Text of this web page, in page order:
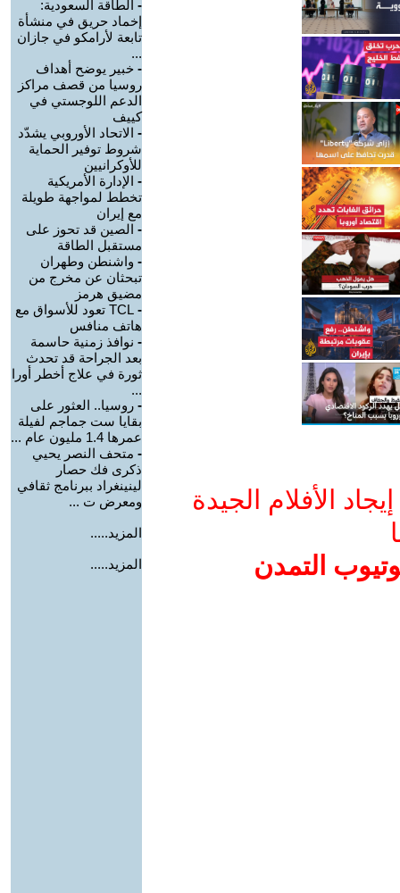
الأفلام الجيدة
التمدن
- الطاقة السعودية:
إخماد حريق في منشأة
تابعة لأرامكو في جازان
...
- خبير يوضح أهداف
روسيا من قصف مراكز
الدعم اللوجستي في
كييف
- الاتحاد الأوروبي يشدّد
شروط توفير الحماية
للأوكرانيين
- الإدارة الأمريكية
تخطط لمواجهة طويلة
مع إيران
- الصين قد تحوز على
مستقبل الطاقة
- واشنطن وطهران
تبحثان عن مخرج من
مضيق هرمز
-
TCL تعود للأسواق مع
هاتف منافس
- نوافذ زمنية حاسمة
بعد الجراحة قد تحدث
ثورة في علاج أخطر أورا
...
- روسيا.. العثور على
بقايا ست جماجم لفيلة
عمرها 1.4 مليون عام ...
- متحف النصر يحيي
ذكرى فك حصار
لينينغراد ببرنامج ثقافي
ومعرض ت ...
المزيد.....
المزيد.....